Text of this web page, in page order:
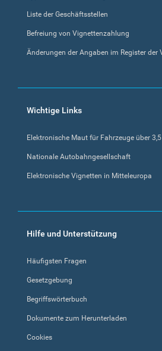
Liste der Geschäftsstellen
Befreiung von Vignettenzahlung
Änderungen der Angaben im Register der
Wichtige Links
Elektronische Maut für Fahrzeuge über
Nationale Autobahngesellschaft
Elektronische Vignetten in Mitteleuropa
Hilfe und Unterstützung
Häufigsten Fragen
Gesetzgebung
Begriffswörterbuch
Dokumente zum Herunterladen
Cookies